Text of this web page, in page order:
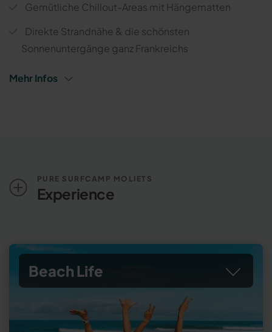
Gemütliche Chillout-Areas mit Hängematten
Direkte Strandnähe & die schönsten
Sonnenuntergänge ganz Frankreichs
Mehr Infos
PURE SURFCAMP MOLIETS
Experience
Beach Life